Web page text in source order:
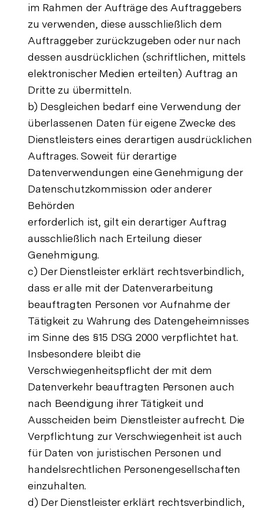
im Rahmen der Aufträge des Auftraggebers
zu verwenden, diese ausschließlich dem
Auftraggeber zurückzugeben oder nur nach
dessen ausdrücklichen (schriftlichen, mittels
elektronischer Medien erteilten) Auftrag an
Dritte zu übermitteln.
b) Desgleichen bedarf eine Verwendung der
überlassenen Daten für eigene Zwecke des
Dienstleisters eines derartigen ausdrücklichen
Auftrages. Soweit für derartige
Datenverwendungen eine Genehmigung der
Datenschutzkommission oder anderer
Behörden
erforderlich ist, gilt ein derartiger Auftrag
ausschließlich nach Erteilung dieser
Genehmigung.
c) Der Dienstleister erklärt rechtsverbindlich,
dass er alle mit der Datenverarbeitung
beauftragten Personen vor Aufnahme der
Tätigkeit zu Wahrung des Datengeheimnisses
im Sinne des §15 DSG 2000 verpflichtet hat.
Insbesondere bleibt die
Verschwiegenheitspflicht der mit dem
Datenverkehr beauftragten Personen auch
nach Beendigung ihrer Tätigkeit und
Ausscheiden beim Dienstleister aufrecht. Die
Verpflichtung zur Verschwiegenheit ist auch
für Daten von juristischen Personen und
handelsrechtlichen Personengesellschaften
einzuhalten.
d) Der Dienstleister erklärt rechtsverbindlich,